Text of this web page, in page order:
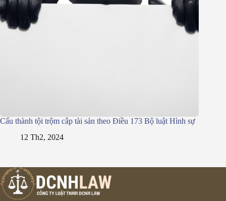
Cấu thành tội trộm cắp tài sản theo Điều 173 Bộ luật Hình sự
12 Th2, 2024